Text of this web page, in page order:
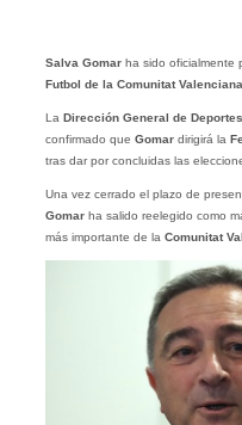
Salva Gomarha sido oficialmente
Futbol de la Comunitat Valenciana
La Dirección General de
confirmado que Gomardirigirá la
tras dar por concluidas las
Una vez cerrado el plazo de
Gomarha salido reelegido como
más importante de la Comunitat